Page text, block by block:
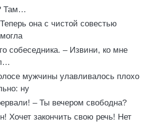
Там…
она с чистой совестью
собеседника. – Извини, ко мне
мужчины улавливалось плохо
ну
– Ты вечером свободна?
Хочет закончить свою речь! Нет